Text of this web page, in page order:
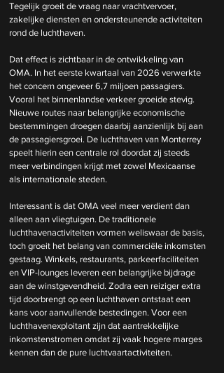
Tegelijk groeit de vraag naar vrachtvervoer,
zakelijke diensten en ondersteunende activiteiten
rond de luchthaven.
Dat effect is zichtbaar in de ontwikkeling van
OMA. In het eerste kwartaal van 2026 verwerkte
het concern ongeveer 6,7 miljoen passagiers.
Vooral het binnenlandse verkeer groeide stevig.
Nieuwe routes naar belangrijke economische
bestemmingen droegen daarbij aanzienlijk bij aan
de passagiersgroei. De luchthaven van Monterrey
speelt hierin een centrale rol doordat zij steeds
meer verbindingen krijgt met zowel Mexicaanse
als internationale steden.
Interessant is dat OMA veel meer verdient dan
alleen aan vliegtuigen. De traditionele
luchthavenactiviteiten vormen weliswaar de basis,
toch groeit het belang van commerciële inkomsten
gestaag. Winkels, restaurants, parkeerfaciliteiten
en VIP-lounges leveren een belangrijke bijdrage
aan de winstgevendheid. Zodra een reiziger extra
tijd doorbrengt op een luchthaven ontstaat een
kans voor aanvullende bestedingen. Voor een
luchthavenexploitant zijn dat aantrekkelijke
inkomstenstromen omdat zij vaak hogere marges
kennen dan de pure luchtvaartactiviteiten.